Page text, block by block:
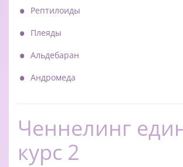
Рептилоиды
Плеяды
Альдебаран
Андромеда
Ченнелинг
курс 2